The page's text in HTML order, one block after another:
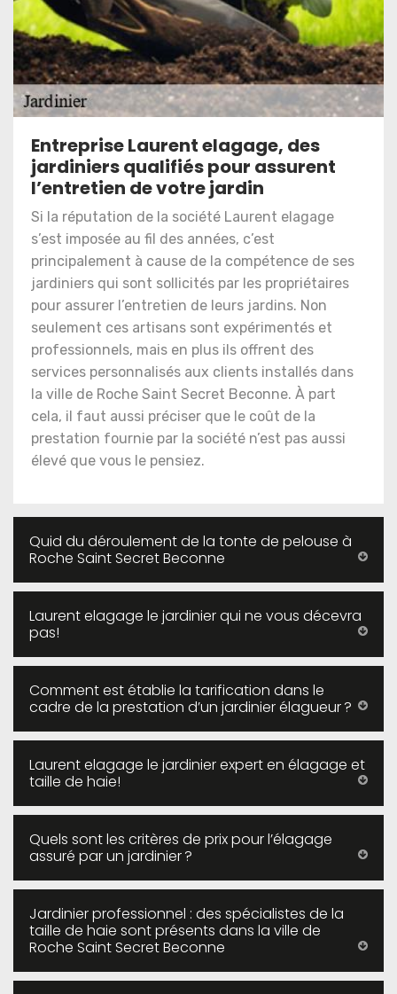
Entreprise Laurent elagage, des
jardiniers qualifiés pour assurent
l’entretien de votre jardin
Si la réputation de la société Laurent elagage
s’est imposée au fil des années, c’est
principalement à cause de la compétence de ses
jardiniers qui sont sollicités par les propriétaires
pour assurer l’entretien de leurs jardins. Non
seulement ces artisans sont expérimentés et
professionnels, mais en plus ils offrent des
services personnalisés aux clients installés dans
la ville de Roche Saint Secret Beconne. À part
cela, il faut aussi préciser que le coût de la
prestation fournie par la société n’est pas aussi
élevé que vous le pensiez.
Quid du déroulement de la tonte de pelouse à
Roche Saint Secret Beconne
Laurent elagage le jardinier qui ne vous décevra
pas!
Comment est établie la tarification dans le
cadre de la prestation d’un jardinier élagueur ?
Laurent elagage le jardinier expert en élagage et
taille de haie!
Quels sont les critères de prix pour l’élagage
assuré par un jardinier ?
Jardinier professionnel : des spécialistes de la
taille de haie sont présents dans la ville de
Roche Saint Secret Beconne